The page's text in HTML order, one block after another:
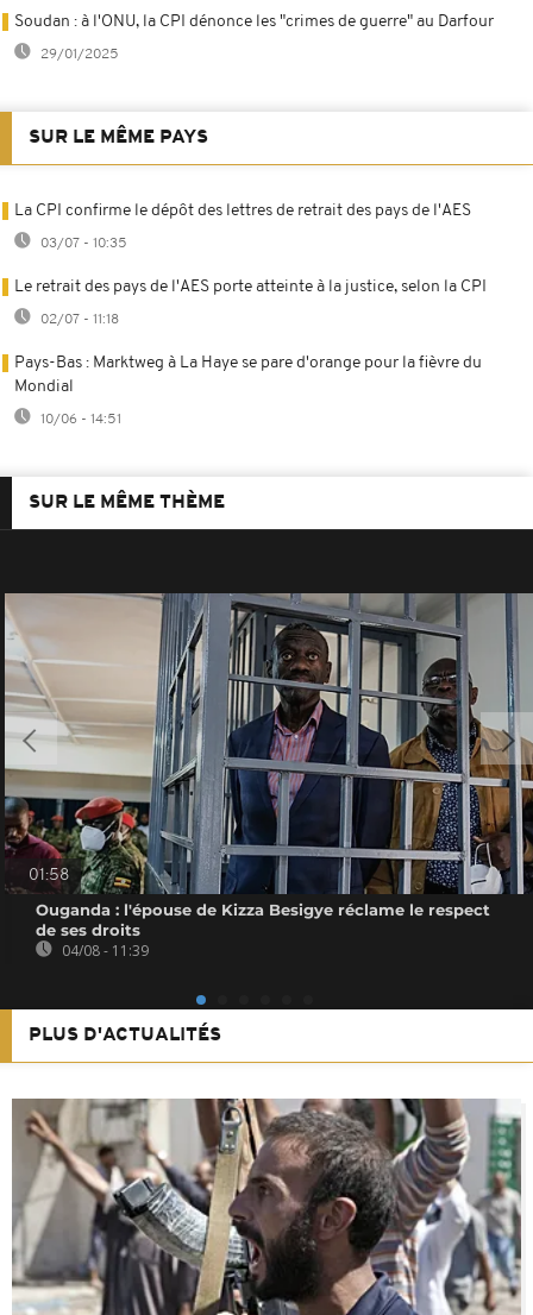
Soudan : à l'ONU, la CPI dénonce les "crimes de guerre" au Darfour
29/01/2025
SUR LE MÊME PAYS
La CPI confirme le dépôt des lettres de retrait des pays de l'AES
03/07 - 10:35
Le retrait des pays de l'AES porte atteinte à la justice, selon la CPI
02/07 - 11:18
Pays-Bas : Marktweg à La Haye se pare d'orange pour la fièvre du
Mondial
10/06 - 14:51
SUR LE MÊME THÈME
01:58
Ouganda : l'épouse de Kizza Besigye réclame le respect
de ses droits
04/08 - 11:39
PLUS D'ACTUALITÉS